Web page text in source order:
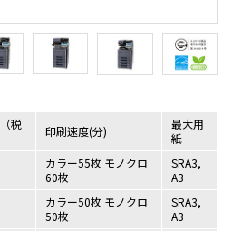
税
印刷速度(分)
最大用
紙
カラー55枚 モノクロ
60枚
SRA3,
A3
カラー50枚 モノクロ
50枚
SRA3,
A3